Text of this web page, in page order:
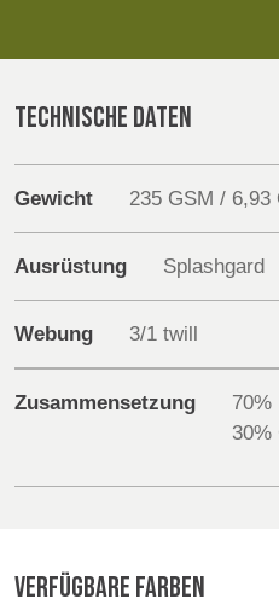
Veranstaltungen
Contact
Erweiterte Suche
Einloggen
GERMANY,
AUSTRIA &
SWITZERLAND
TRUTHAHN
DENMARK,
ICELAND,
TECHNISCHE DATEN
Gewicht 235 GSM / 6,93
Ausrüstung Splashgard
Webung 3/1 twill
Zusammensetzung
70%
30%
VERFÜGBARE FARBEN